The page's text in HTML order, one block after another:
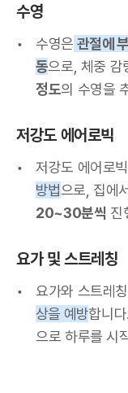
수영
수영은 관절에
동으로, 체중 감
정도의 수영을
저강도 에어로빅
저강도 에어로
방법으로, 집에
20~30분씩 진
요가 및 스트레칭
요가와 스트레
상을 예방합니다.
으로 하루를 시